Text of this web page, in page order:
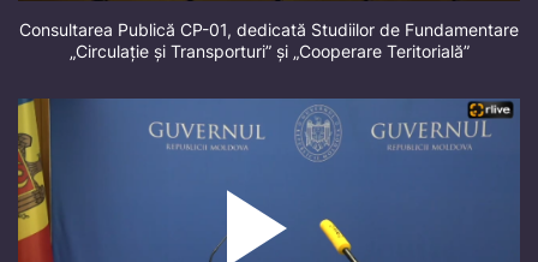
Consultarea Publică CP-01, dedicată Studiilor de Fundamentare
„Circulație și Transporturi” și „Cooperare Teritorială”